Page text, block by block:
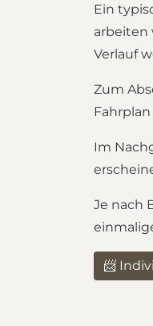
Ein
arbeiten
Verlauf
Zum
Im
Je nach
📨